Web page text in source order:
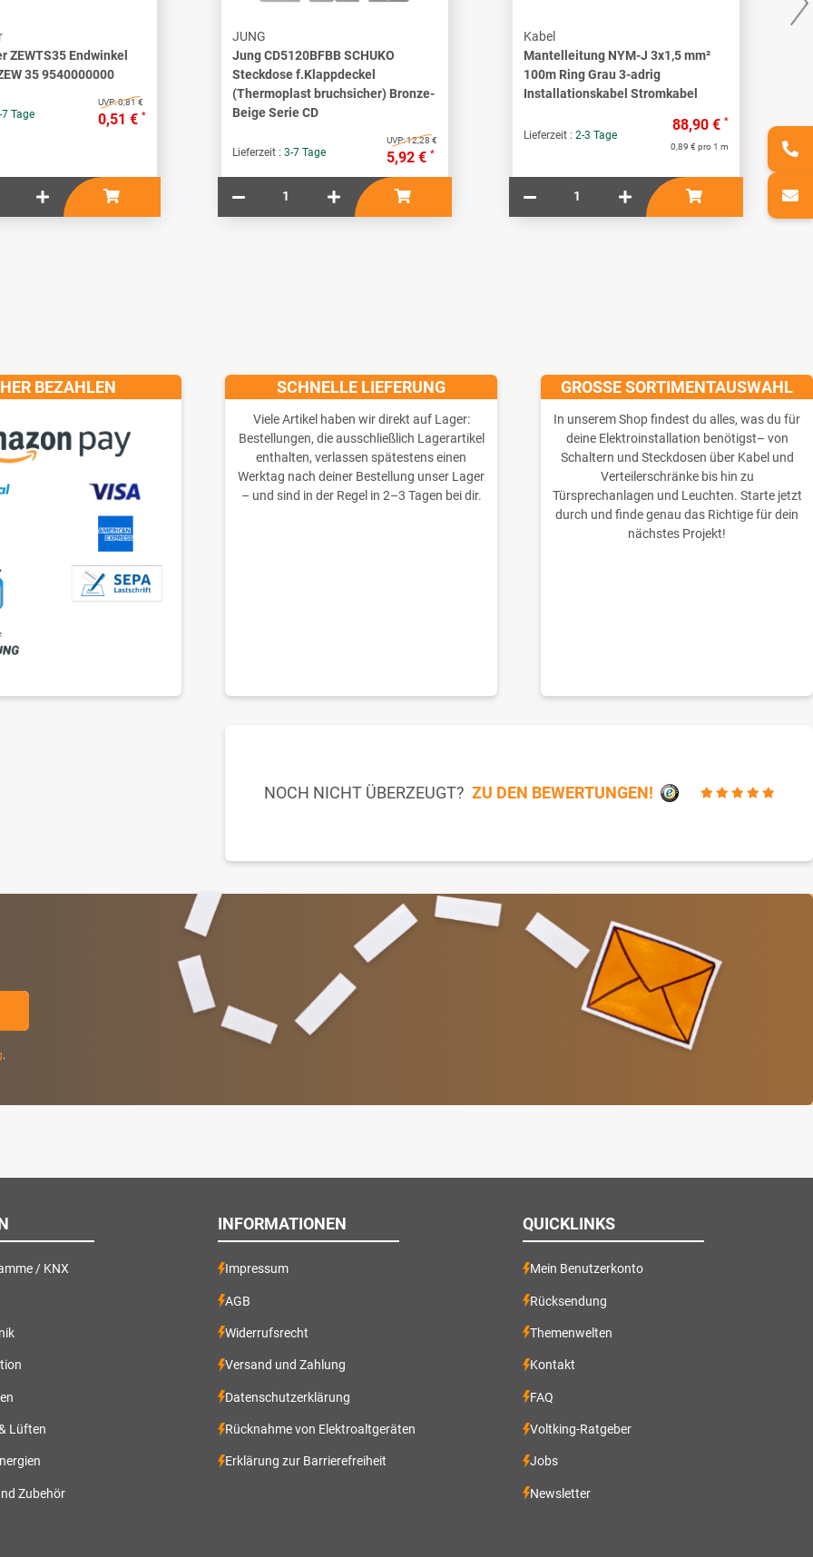
ZEWTS35 Endwinkel
35 9540000000
7 Tage
UVP:0,81 €
0,51 € *
JUNG
Jung CD5120BFBB SCHUKO
Steckdose f.Klappdeckel
(Thermoplast bruchsicher) Bronze-
Beige Serie CD
Lieferzeit : 3-7 Tage
UVP:12,28 €
5,92 € *
Kabel
Mantelleitung NYM-J 3x1,5 mm²
100m Ring Grau 3-adrig
Installationskabel Stromkabel
Lieferzeit : 2-3 Tage
88,90 € *
0,89 € pro 1 m
.
BEZAHLEN SCHNELLE LIEFERUNG
Viele Artikel haben wir direkt auf Lager:
Bestellungen, die ausschließlich Lagerartikel
enthalten, verlassen spätestens einen
Werktag nach deiner Bestellung unser Lager
– und sind in der Regel in 2–3 Tagen bei dir.
GROSSE SORTIMENTAUSWAHL
In unserem Shop findest du alles, was du für
deine Elektroinstallation benötigst– von
Schaltern und Steckdosen über Kabel und
Verteilerschränke bis hin zu
Türsprechanlagen und Leuchten. Starte jetzt
durch und finde genau das Richtige für dein
nächstes Projekt!
NOCH NICHT ÜBERZEUGT? ZU DEN BEWERTUNGEN!
/ KNX
Lüften
Zubehör
INFORMATIONEN
Impressum
AGB
Widerrufsrecht
Versand und Zahlung
Datenschutzerklärung
Rücknahme von Elektroaltgeräten
Erklärung zur Barrierefreiheit
QUICKLINKS
Mein Benutzerkonto
Rücksendung
Themenwelten
Kontakt
FAQ
Voltking-Ratgeber
Jobs
Newsletter